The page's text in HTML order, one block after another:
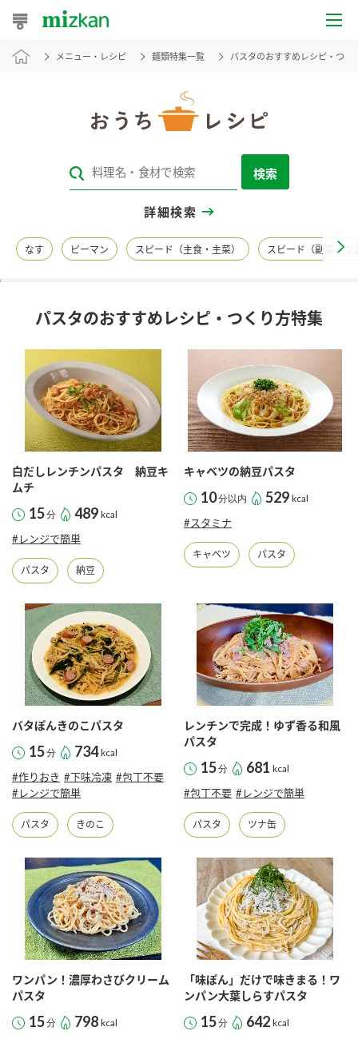
おうちレシピ
レシピカテゴリ一覧
レシピ名特集
商品情報
商品カテゴリ
酢 調味酢
鍋用調味料
つゆ たれ
スープ 中華
クイック調味料
炊き込みご飯の素 米飯用調味液
納豆 Fibee
新商品一覧
キャンペーン情報
ブランド・スペシャルサイト
ブランド・スペシャルサイト トップ
Fibee（ファイビー）
くらしプラ酢
カンタン酢
お酢ドリンク
味ぽん
つゆ
鍋なび
納豆のサイト
三ツ判山吹
千夜
スペシャルサイト
お酢を知ろう！
すしラボ
ぽん酢サワー
企業情報
ミツカングループについて
企業理念
ミツカンの歴史
ミツカンを知る
環境への取り組み
水の文化センター（アーカイブ）
MIM（ミツカンミュージアム）
各部門が大切にしていること
採用情報
ニュースリリース
お客様相談センター
お客様の声をいかしました
販売終了製品のご案内
よくあるご質問
お問い合わせ
地図から取り扱い店舗を探す
メニュー・レシピ 麺類特集一覧 パスタのおすすめレシピ・つく
検索
詳細検索
なす ピーマン スピード（主食・主菜） スピード（副菜・つ
パスタのおすすめレシピ・つくり方特集
白だしレンチンパスタ 納豆キ
ムチ
15分 489 kcal
#レンジで簡単
パスタ 納豆
キャベツの納豆パスタ
10分以内 529 kcal
#スタミナ
キャベツ パスタ
バタぽんきのこパスタ
15分 734 kcal
#作りおき #下味冷凍 #包丁不要
#レンジで簡単
パスタ きのこ
レンチンで完成！ゆず香る和風
パスタ
15分 681 kcal
#包丁不要 #レンジで簡単
パスタ ツナ缶
ワンパン！濃厚わさびクリーム
パスタ
15分 798 kcal
「味ぽん」だけで味きまる！ワ
ンパン大葉しらすパスタ
15分 642 kcal